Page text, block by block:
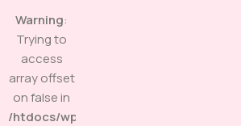
Warning:
Trying to
access
array offset
on false in
/htdocs/wp-